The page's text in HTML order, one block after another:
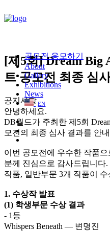
공모전 응모하기
About
Gallery
Exhibitions
News
EN
[제5회] Dream Big
트 공모전 최종 심
공지사항
안녕하세요.
DB월드가 주최한 제5회
모전의 최종 심사 결과를 안
이번 공모전에 우수한 작품
분께 진심으로 감사드립니다
작품, 일반부문 3개 작품이
1. 수상작 발표
(1) 학생부문 수상 결과
- 1등
Whispers Beneath — 변명진